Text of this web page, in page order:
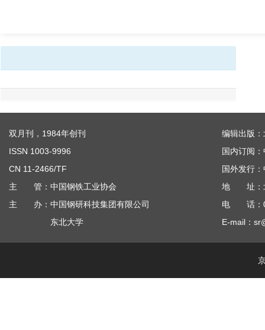
双月刊，1984年创刊
ISSN 1003-9996
CN 11-2466/TF
主 管：中国钢铁工业协会
主 办：中国钢研科技集团有限公司
东北大学
编辑出版
国内订阅
国外发行
地 址：北
电 话：
E-mail：